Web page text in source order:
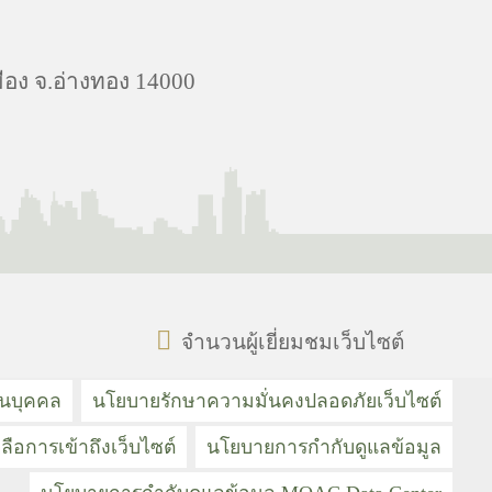
จ.อ่างทอง 14000
จำนวนผู้เยี่ยมชมเว็บไซต์
บุคคล นโยบายรักษาความมั่นคงปลอดภัยเว็บไซต์
อการเข้าถึงเว็บไซต์ นโยบายการกำกับดูแลข้อมูล